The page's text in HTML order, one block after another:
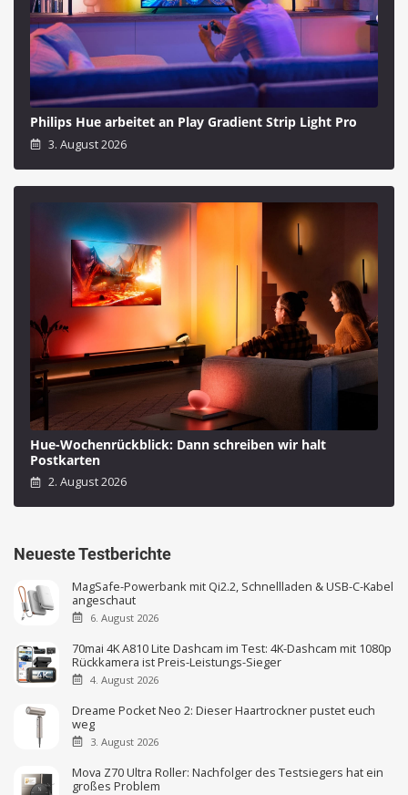
Philips Hue arbeitet an Play Gradient Strip Light Pro
3. August 2026
Hue-Wochenrückblick: Dann schreiben wir halt
Postkarten
2. August 2026
Neueste Testberichte
MagSafe-Powerbank mit Qi2.2, Schnellladen & USB-C-Kabel
angeschaut
6. August 2026
70mai 4K A810 Lite Dashcam im Test: 4K-Dashcam mit 1080p
Rückkamera ist Preis-Leistungs-Sieger
4. August 2026
Dreame Pocket Neo 2: Dieser Haartrockner pustet euch
weg
3. August 2026
Mova Z70 Ultra Roller: Nachfolger des Testsiegers hat ein
großes Problem